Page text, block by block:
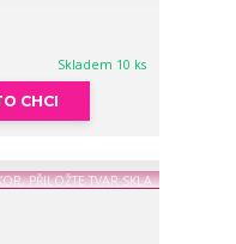
Skladem 10 ks
CHCI
PŘILOŽTE TVAR SKLA